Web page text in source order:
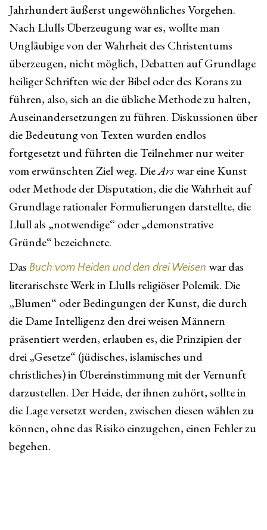
Jahrhundert äußerst ungewöhnliches Vorgehen.
Nach Llulls Überzeugung war es, wollte man
Ungläubige von der Wahrheit des Christentums
überzeugen, nicht möglich, Debatten auf Grundlage
heiliger Schriften wie der Bibel oder des Korans zu
führen, also, sich an die übliche Methode zu halten,
Auseinandersetzungen zu führen. Diskussionen über
die Bedeutung von Texten wurden endlos
fortgesetzt und führten die Teilnehmer nur weiter
vom erwünschten Ziel weg. DieArswar eine Kunst
oder Methode der Disputation, die die Wahrheit auf
Grundlage rationaler Formulierungen darstellte, die
Llull als „notwendige“ oder „demonstrative
Gründe“ bezeichnete.
Das Buch vom Heiden und den drei Weisen war das
literarischste Werk in Llulls religiöser Polemik. Die
„Blumen“ oder Bedingungen der Kunst, die durch
die Dame Intelligenz den drei weisen Männern
präsentiert werden, erlauben es, die Prinzipien der
drei „Gesetze“ (jüdisches, islamisches und
christliches) in Übereinstimmung mit der Vernunft
darzustellen. Der Heide, der ihnen zuhört, sollte in
die Lage versetzt werden, zwischen diesen wählen zu
können, ohne das Risiko einzugehen, einen Fehler zu
begehen.